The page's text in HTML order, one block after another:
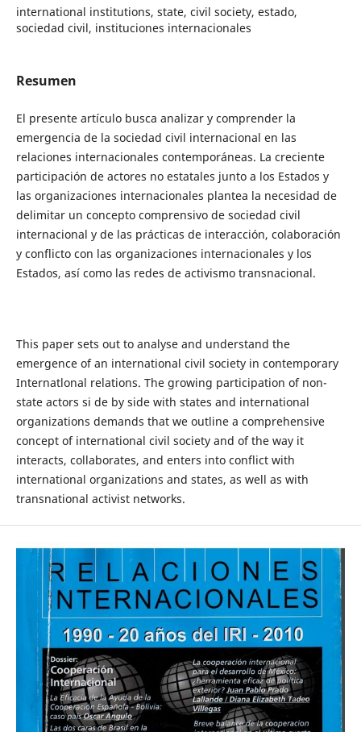
international institutions, state, civil society, estado,
sociedad civil, instituciones internacionales
Resumen
El presente artículo busca analizar y comprender la
emergencia de la sociedad civil internacional en las
relaciones internacionales contemporáneas. La creciente
participación de actores no estatales junto a los Estados y
las organizaciones internacionales plantea la necesidad de
delimitar un concepto comprensivo de sociedad civil
internacional y de las prácticas de interacción, colaboración
y conflicto con las organizaciones internacionales y los
Estados, así como las redes de activismo transnacional.
This paper sets out to analyse and understand the
emergence of an international civil society in contemporary
Internatlonal relations. The growing participation of non-
state actors si de by side with states and international
organizations demands that we outline a comprehensive
concept of international civil society and of the way it
interacts, collaborates, and enters into conflict with
international organizations and states, as well as with
transnational activist networks.